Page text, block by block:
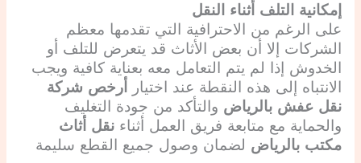
إمكانية التلف أثناء النقل
على الرغم من الاحترافية التي تقدمها معظم
الشركات إلا أن بعض الأثاث قد يتعرض للتلف أو
الخدوش إذا لم يتم التعامل معه بعناية كافية ويجب
الانتباه إلى هذه النقطة عند اختيار
أرخص شركة
نقل عفش بالرياض والتأكد من جودة التغليف
والحماية مع متابعة فريق العمل أثناء نقل أثاث
مكتب بالرياض لضمان وصول جميع القطع سليمة